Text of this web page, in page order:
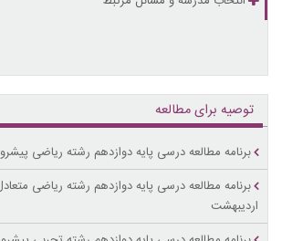
توصیه برای مطالعه
برنامه مطالعه درسی پایه دوازدهم رشته ریاضی پیشرو 18 الی 24 اردیبهشت
اردیبهشت